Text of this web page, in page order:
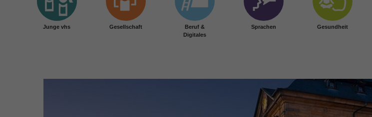
Junge vhs Gesellschaft
Beruf &
Digitales
Sprachen Gesundheit